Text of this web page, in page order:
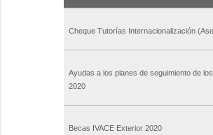
Cheque Tutorías Internacionalización
Ayudas a los planes de seguimiento de
2020
Becas IVACE Exterior 2020